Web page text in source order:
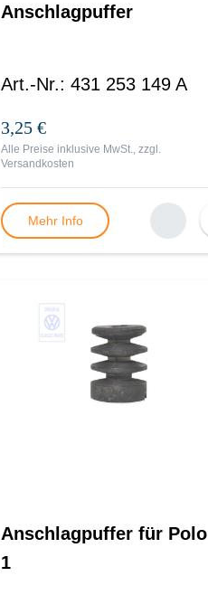
Anschlagpuffer
Art.-Nr.: 431 253 149 A
3,25 €
Alle Preise inklusive MwSt., zzgl.
Versandkosten
Mehr Info
Anschlagpuffer für Polo
1